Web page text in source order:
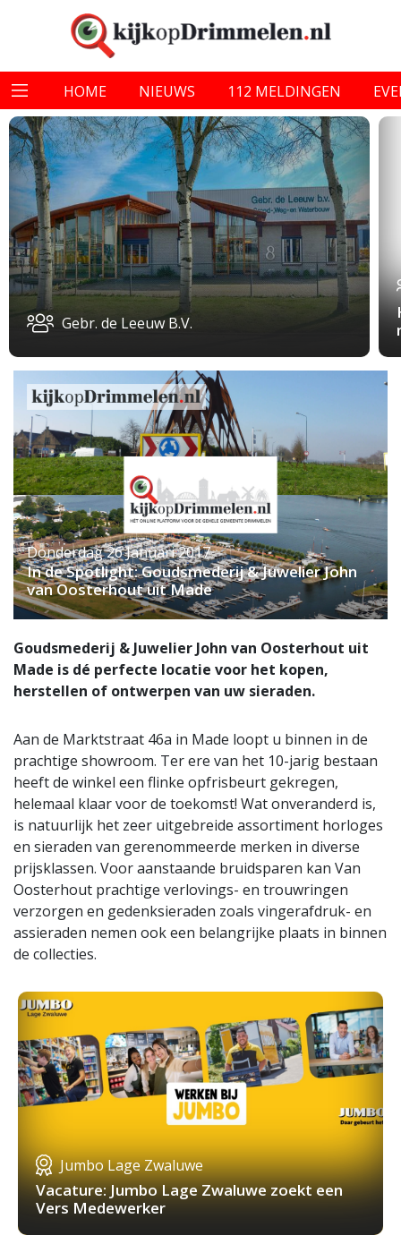
HOME NIEUWS 112 MELDINGEN
Gebr. de Leeuw B.V.
Donderdag 26 Januari 2017
In de Spotlight: Goudsmederij & Juwelier John
van Oosterhout uit Made
Goudsmederij & Juwelier John van Oosterhout uit
Made is dé perfecte locatie voor het kopen,
herstellen of ontwerpen van uw sieraden.
Aan de Marktstraat 46a in Made loopt u binnen in de
prachtige showroom. Ter ere van het 10-jarig bestaan
heeft de winkel een flinke opfrisbeurt gekregen,
helemaal klaar voor de toekomst! Wat onveranderd is,
is natuurlijk het zeer uitgebreide assortiment horloges
en sieraden van gerenommeerde merken in diverse
prijsklassen. Voor aanstaande bruidsparen kan Van
Oosterhout prachtige verlovings- en trouwringen
verzorgen en gedenksieraden zoals vingerafdruk- en
assieraden nemen ook een belangrijke plaats in binnen
de collecties.
Jumbo Lage Zwaluwe
Vacature: Jumbo Lage Zwaluwe zoekt een
Vers Medewerker